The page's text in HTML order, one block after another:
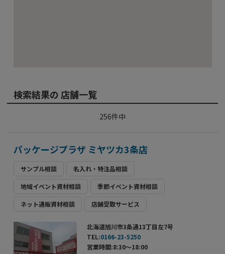
検索結果の 店舗一覧
256件中
パッケージプラザ ミヤツカ3条店
サンプル相談 名入れ・特注品相談
地域イベント資材相談 季節イベント資材相談
ネット通販資材相談 店舗受取サービス
北海道旭川市3条通13丁目左7号
TEL:0166-23-5250
営業時間:8:30～18:00